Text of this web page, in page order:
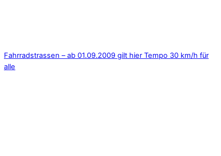
Fahrradstrassen – ab 01.09.2009 gilt hier Tempo 30 km/h für
alle